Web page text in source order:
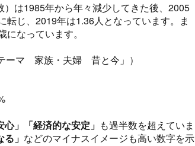
は1985年から年々減少してきた後、2005
じ、2019年は1.36人となっています。ま
なっています。
ーマ 家族・夫婦 昔と今」）
心」「経済的な安定」 も過半数を超えていま
」 などのマイナスイメージも高い数字を示